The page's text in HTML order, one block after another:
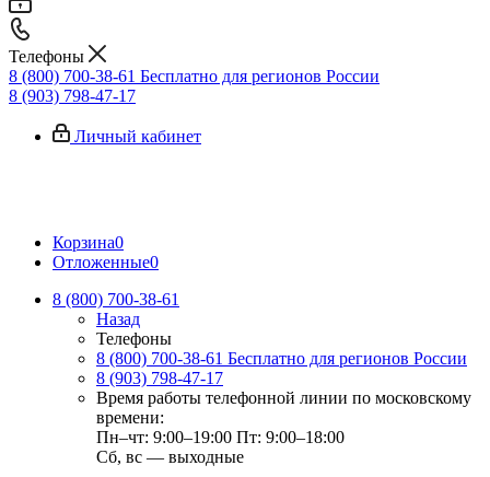
Телефоны
8 (800) 700-38-61 Бесплатно для регионов России
8 (903) 798-47-17
Личный кабинет
Корзина0
Отложенные0
8 (800) 700-38-61
Назад
Телефоны
8 (800) 700-38-61 Бесплатно для регионов России
8 (903) 798-47-17
Время работы телефонной линии по московскому
времени:
Пн–чт: 9:00–19:00 Пт: 9:00–18:00
Сб, вс — выходные